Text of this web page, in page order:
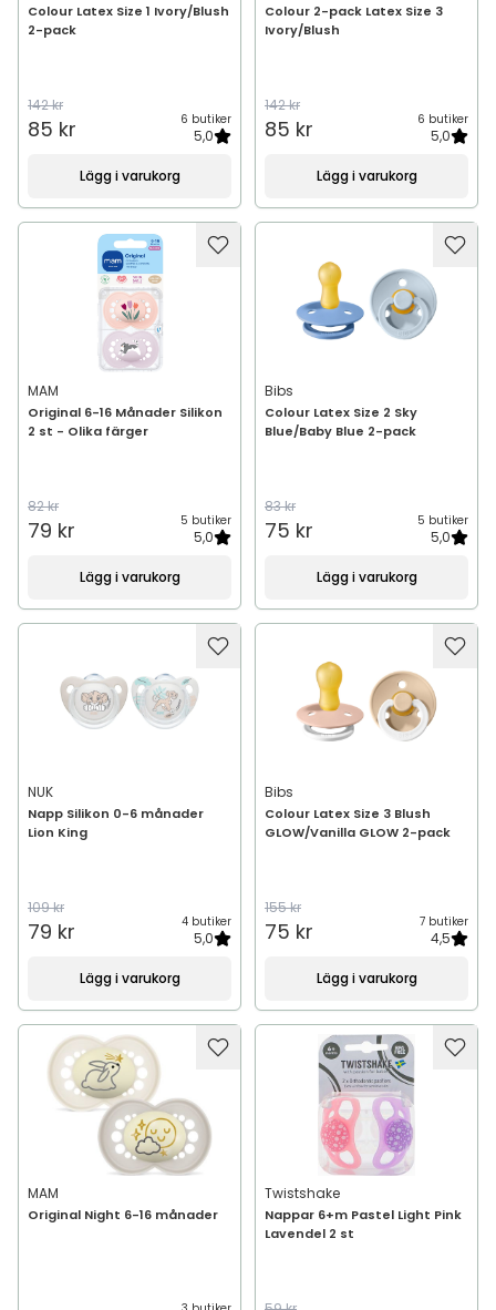
Colour Latex Size 1 Ivory/Blush
2-pack
142 kr
85 kr 6 butiker
5,0
Lägg i varukorg
Colour 2-pack Latex Size 3
Ivory/Blush
142 kr
85 kr 6 butiker
5,0
Lägg i varukorg
MAM
Original 6-16 Månader Silikon
2 st - Olika färger
82 kr
79 kr 5 butiker
5,0
Lägg i varukorg
Bibs
Colour Latex Size 2 Sky
Blue/Baby Blue 2-pack
83 kr
75 kr 5 butiker
5,0
Lägg i varukorg
NUK
Napp Silikon 0-6 månader
Lion King
109 kr
79 kr 4 butiker
5,0
Lägg i varukorg
Bibs
Colour Latex Size 3 Blush
GLOW/Vanilla GLOW 2-pack
155 kr
75 kr 7 butiker
4,5
Lägg i varukorg
MAM
Original Night 6-16 månader
Twistshake
Nappar 6+m Pastel Light Pink
Lavendel 2 st